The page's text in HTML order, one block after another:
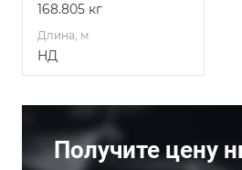
168.805 кг
Длина, м
НД
Получите цену